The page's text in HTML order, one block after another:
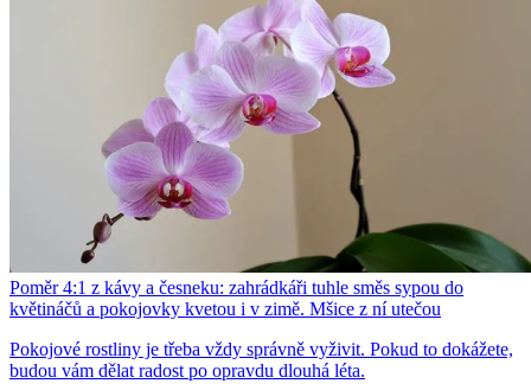
Poměr 4:1 z kávy a česneku: zahrádkáři tuhle směs sypou do
květináčů a pokojovky kvetou i v zimě. Mšice z ní utečou
Pokojové rostliny je třeba vždy správně vyživit. Pokud to dokážete,
budou vám dělat radost po opravdu dlouhá léta.